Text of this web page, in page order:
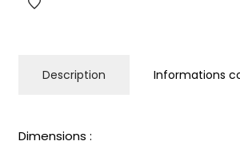
Description Informations
Dimensions :